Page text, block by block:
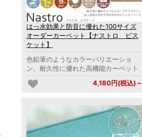
はっ水効果と防音に優れた100サイズ
オーダーカーペット【ナストロ ビス
ケット】
色鉛筆のようなカラーバリエーショ
ン。耐久性に優れた高機能カーペット
4,180円(税込)～